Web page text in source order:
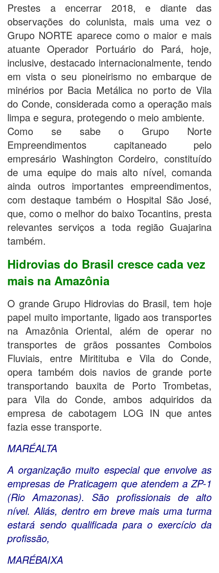
Prestes a encerrar 2018, e diante das
observações do colunista, mais uma vez o
Grupo NORTE aparece como o maior e mais
atuante Operador Portuário do Pará, hoje,
inclusive, destacado internacionalmente, tendo
em vista o seu pioneirismo no embarque de
minérios por Bacia Metálica no porto de Vila
do Conde, considerada como a operação mais
limpa e segura, protegendo o meio ambiente.
Como se sabe o Grupo Norte
Empreendimentos capitaneado pelo
empresário Washington Cordeiro, constituído
de uma equipe do mais alto nível, comanda
ainda outros importantes empreendimentos,
com destaque também o Hospital São José,
que, como o melhor do baixo Tocantins, presta
relevantes serviços a toda região Guajarina
também.
Hidrovias do Brasil cresce cada vez
mais na Amazônia
O grande Grupo Hidrovias do Brasil, tem hoje
papel muito importante, ligado aos transportes
na Amazônia Oriental, além de operar no
transportes de grãos possantes Comboios
Fluviais, entre Miritituba e Vila do Conde,
opera também dois navios de grande porte
transportando bauxita de Porto Trombetas,
para Vila do Conde, ambos adquiridos da
empresa de cabotagem LOG IN que antes
fazia esse transporte.
MARÉALTA
A organização muito especial que envolve as
empresas de Praticagem que atendem a ZP-1
(Rio Amazonas). São profissionais de alto
nível. Aliás, dentro em breve mais uma turma
estará sendo qualificada para o exercício da
profissão,
MARÉBAIXA